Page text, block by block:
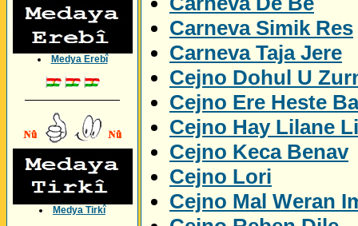
Medya Erebî
Medya Tirkî
Carneva Simik Res
Carneva Taja Jere
Cejno Dohul U
Cejno Ere Heste
Cejno Hay Lilane
Cejno Keca Benav
Cejno Lori
Cejno Mal Weran